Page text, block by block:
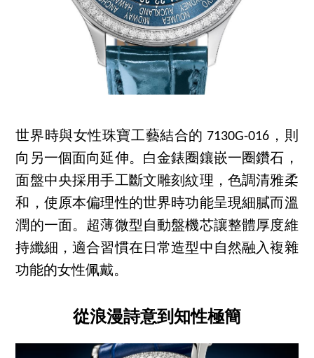
世界時與女性珠寶工藝結合的 7130G-016，則
向另一個面向延伸。白金錶圈鑲嵌一圈鑽石，
面盤中央採用手工斷文雕刻紋理，色調清雅柔
和，使原本偏理性的世界時功能呈現細膩而溫
潤的一面。超薄微型自動盤機芯讓整體厚度維
持纖細，適合習慣在日常造型中自然融入複雜
功能的女性佩戴。
從浪漫詩意到知性極簡